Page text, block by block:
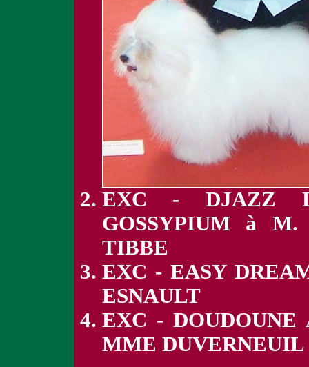
EXC - DJAZZ
GOSSYPIUM à
TIBBE
EXC - EASY
ESNAULT
EXC - DOUDOUNE
MME DUVERNEUIL